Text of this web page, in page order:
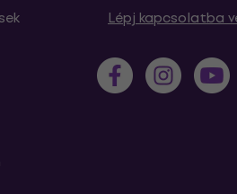
Lépj kapcsolatba